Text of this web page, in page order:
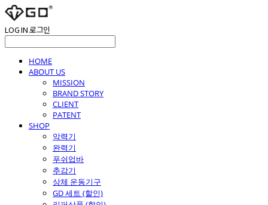
LOG IN로그인
HOME
ABOUT US
MISSION
BRAND STORY
CLIENT
PATENT
SHOP
악력기
완력기
푸쉬업바
추감기
상체 운동기구
GD 세트 (할인)